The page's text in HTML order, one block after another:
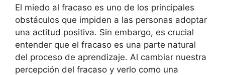
El miedo al fracaso es uno de los principales
obstáculos que impiden a las personas adoptar
una actitud positiva. Sin embargo, es crucial
entender que el fracaso es una parte natural
del proceso de aprendizaje. Al cambiar nuestra
percepción del fracaso y verlo como una